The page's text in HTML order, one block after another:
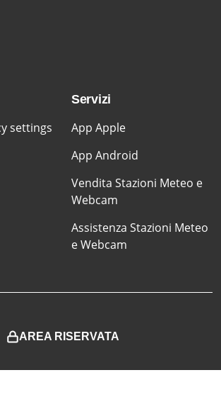
settings
Servizi
App Apple
App Android
Vendita Stazioni Meteo e
Webcam
Assistenza Stazioni Meteo
e Webcam
AREA RISERVATA